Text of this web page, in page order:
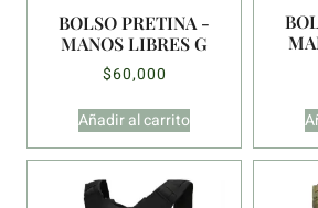
BOLSO PRETINA -
MANOS LIBRES G
$60,000
Añadir al carrito